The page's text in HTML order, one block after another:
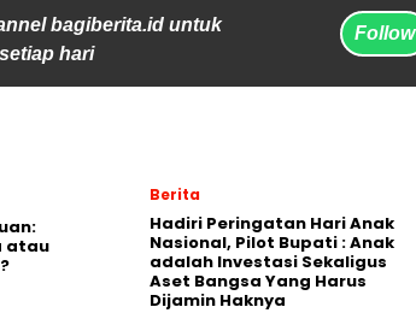
bagiberita.id untuk
hari
Follow
atau
Berita
Hadiri Peringatan Hari Anak
Nasional, Pilot Bupati : Anak
adalah Investasi Sekaligus
Aset Bangsa Yang Harus
Dijamin Haknya